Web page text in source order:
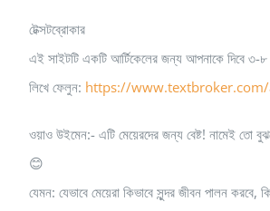
টেক্সটব্রোকার
এই সাইটটি একটি আর্টিকেলের জন্য আপনাকে দিবে ৩-
লিখে ফেলুন: https://
ওয়াও উইমেন:- এটি মেয়েরদের জন্য বেষ্ট! নামেই তো
😊
যেমন: যেভাবে মেয়েরা কিভাবে সুন্দর জীবন পালন করবে,